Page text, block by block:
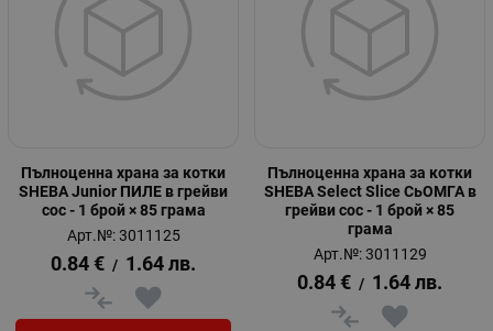
Пълноценна храна за котки
SHEBA Junior ПИЛЕ в грейви
сос - 1 брой × 85 грама
Арт.№: 3011125
0.84 € / 1.64 лв.
Пълноценна храна за котки
SHEBA Select Slice СьОМГА в
грейви сос - 1 брой × 85
грама
Арт.№: 3011129
0.84 € / 1.64 лв.